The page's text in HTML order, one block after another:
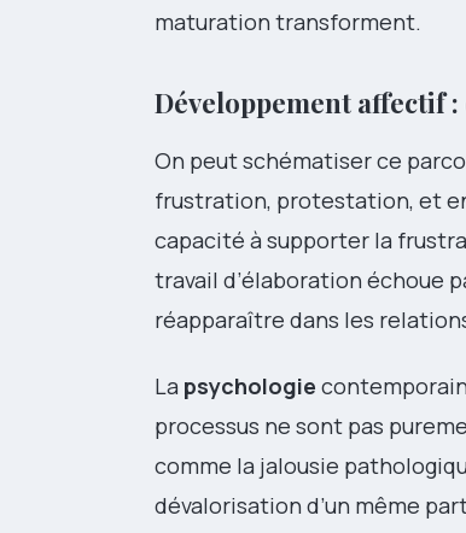
maturation transforment.
Développement affectif
On peut schématiser ce
frustration, protestation, et
capacité à supporter la
travail d’élaboration échoue
réapparaître dans les
La psychologie
processus ne sont pas
comme la jalousie
dévalorisation d’un même